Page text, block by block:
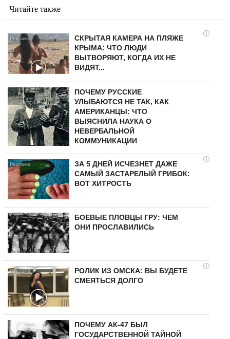
Читайте также
i
СКРЫТАЯ КАМЕРА НА ПЛЯЖЕ
КРЫМА: ЧТО ЛЮДИ
ВЫТВОРЯЮТ, КОГДА ИХ НЕ
ВИДЯТ...
ПОЧЕМУ РУССКИЕ
УЛЫБАЮТСЯ НЕ ТАК, КАК
АМЕРИКАНЦЫ: ЧТО
ВЫЯСНИЛА НАУКА О
НЕВЕРБАЛЬНОЙ
КОММУНИКАЦИИ
i
ЗА 5 ДНЕЙ ИСЧЕЗНЕТ ДАЖЕ
САМЫЙ ЗАСТАРЕЛЫЙ ГРИБОК:
ВОТ ХИТРОСТЬ
БОЕВЫЕ ПЛОВЦЫ ГРУ: ЧЕМ
ОНИ ПРОСЛАВИЛИСЬ
i
РОЛИК ИЗ ОМСКА: ВЫ БУДЕТЕ
СМЕЯТЬСЯ ДОЛГО
ПОЧЕМУ АК-47 БЫЛ
ГОСУДАРСТВЕННОЙ ТАЙНОЙ